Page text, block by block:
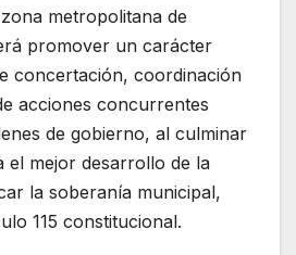
metropolitana de
promover un carácter
concertación, coordinación
acciones concurrentes
de gobierno, al culminar
el mejor desarrollo de la
la soberanía municipal,
115 constitucional.